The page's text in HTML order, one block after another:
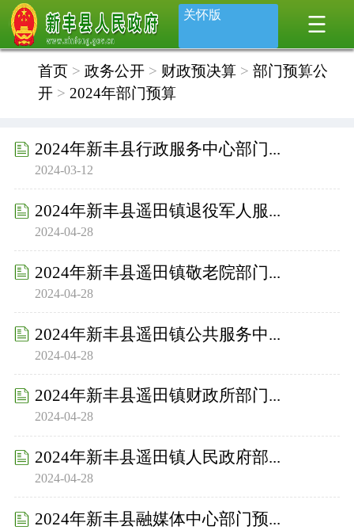
关怀版
首页> 政务公开> 财政预决算> 部门预算公
开> 2024年部门预算
2024年新丰县行政服务中心部门...
2024-03-12
2024年新丰县遥田镇退役军人服...
2024-04-28
2024年新丰县遥田镇敬老院部门...
2024-04-28
2024年新丰县遥田镇公共服务中...
2024-04-28
2024年新丰县遥田镇财政所部门...
2024-04-28
2024年新丰县遥田镇人民政府部...
2024-04-28
2024年新丰县融媒体中心部门预...